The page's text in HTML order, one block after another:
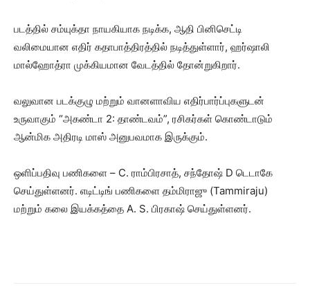
படத்தில் சம்யுக்தா நாயகியாக நடிக்க, ஆதி பினிசெட்டி
வலிமையான எதிர் கதாபாத்திரத்தில் நடித்துள்ளார், ஹர்ஷாலி
மால்ஹோத்ரா முக்கியமான வேடத்தில் தோன்றுகிறார்.
வலுவான படக்குழு மற்றும் வானளாவிய எதிர்பார்ப்புகளுடன்
உருவாகும் “அகண்டா 2: தாண்டவம்”, ரசிகர்கள் கொண்டாடும்
ஆன்மிக அதிரடி மாஸ் அனுபவமாக இருக்கும்.
ஒளிப்பதிவு பணிகளை – C. ராம்பிரசாத், சந்தோஷ் D டெடாகே
செய்துள்ளனர். எடிட்டிங் பணிகளை தம்மிராஜு (Tammiraju)
மற்றும் கலை இயக்கத்தை A. S. பிரகாஷ் செய்துள்ளனர்.